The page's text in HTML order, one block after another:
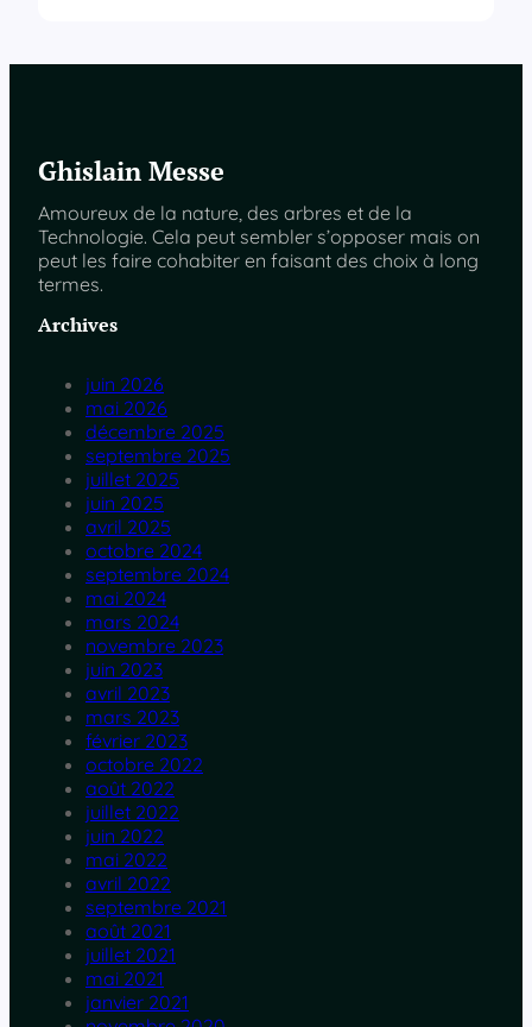
Ghislain Messe
Amoureux de la nature, des arbres et de la
Technologie. Cela peut sembler s’opposer mais on
peut les faire cohabiter en faisant des choix à long
termes.
Archives
juin 2026
mai 2026
décembre 2025
septembre 2025
juillet 2025
juin 2025
avril 2025
octobre 2024
septembre 2024
mai 2024
mars 2024
novembre 2023
juin 2023
avril 2023
mars 2023
février 2023
octobre 2022
août 2022
juillet 2022
juin 2022
mai 2022
avril 2022
septembre 2021
août 2021
juillet 2021
mai 2021
janvier 2021